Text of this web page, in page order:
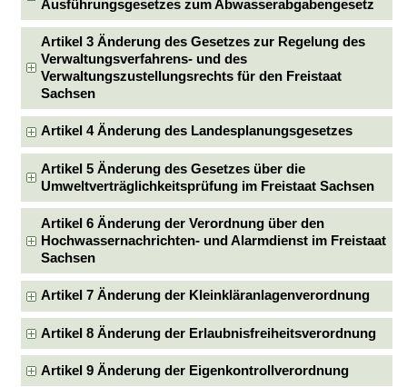
Ausführungsgesetzes zum Abwasserabgabengesetz
Artikel 3 Änderung des Gesetzes zur Regelung des
Verwaltungsverfahrens- und des
Verwaltungszustellungsrechts für den Freistaat
Sachsen
Artikel 4 Änderung des Landesplanungsgesetzes
Artikel 5 Änderung des Gesetzes über die
Umweltverträglichkeitsprüfung im Freistaat Sachsen
Artikel 6 Änderung der Verordnung über den
Hochwassernachrichten- und Alarmdienst im Freistaat
Sachsen
Artikel 7 Änderung der Kleinkläranlagenverordnung
Artikel 8 Änderung der Erlaubnisfreiheitsverordnung
Artikel 9 Änderung der Eigenkontrollverordnung